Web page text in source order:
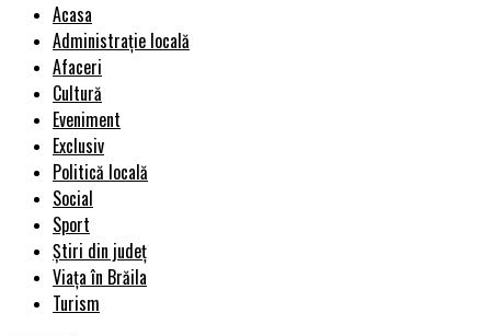
Acasa
Administrație locală
Afaceri
Cultură
Eveniment
Exclusiv
Politică locală
Social
Sport
Știri din județ
Viața în Brăila
Turism